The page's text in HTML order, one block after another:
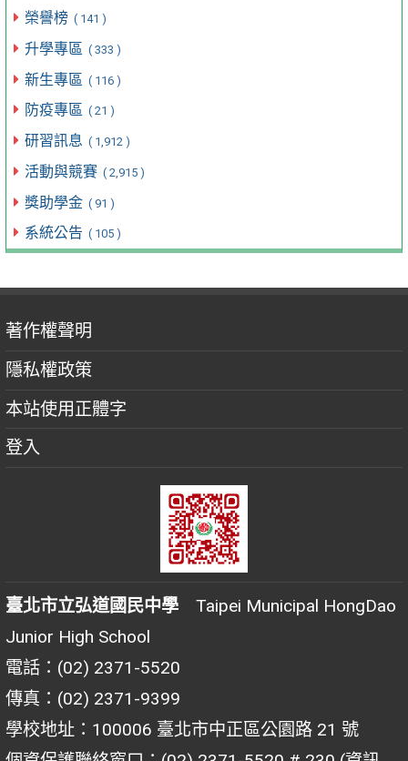
榮譽榜 ( 141 )
升學專區 ( 333 )
新生專區 ( 116 )
防疫專區 ( 21 )
研習訊息 ( 1,912 )
活動與競賽 ( 2,915 )
獎助學金 ( 91 )
系統公告 ( 105 )
著作權聲明
隱私權政策
本站使用正體字
登入
臺北市立弘道國民中學 Taipei Municipal HongDao
Junior High School
電話：(02) 2371-5520
傳真：(02) 2371-9399
學校地址：100006 臺北市中正區公園路 21 號